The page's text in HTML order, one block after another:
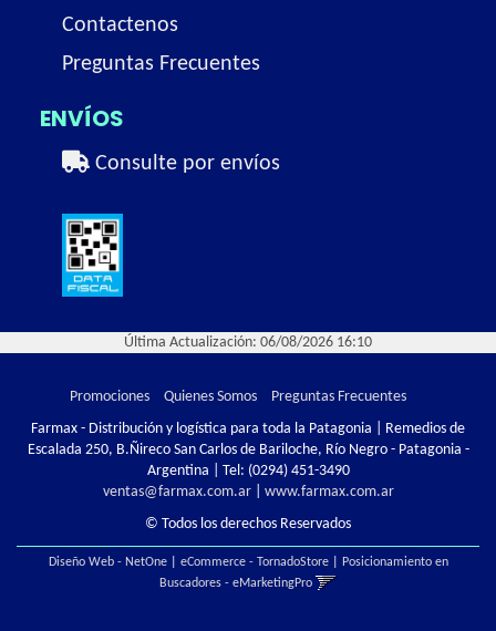
Contactenos
Preguntas Frecuentes
ENVÍOS
Consulte por envíos
Última Actualización: 06/08/2026 16:10
Promociones Quienes Somos
Preguntas Frecuentes
Farmax - Distribución y logística para toda la Patagonia | Remedios de
Escalada 250, B.Ñireco San Carlos de Bariloche, Río Negro - Patagonia -
Argentina | Tel: (0294) 451-3490
ventas@farmax.com.ar| www.farmax.com.ar
© Todos los derechos Reservados
Diseño Web - NetOne| eCommerce - TornadoStore|
Posicionamiento en
Buscadores - eMarketingPro